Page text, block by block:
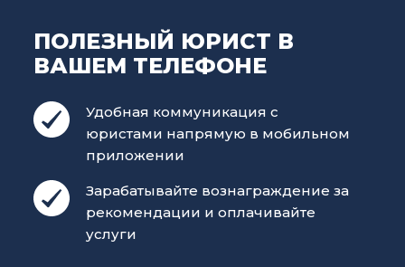
ПОЛЕЗНЫЙ ЮРИСТ В
ВАШЕМ ТЕЛЕФОНЕ
Удобная коммуникация с
юристами напрямую в мобильном
приложении
Зарабатывайте вознаграждение за
рекомендации и оплачивайте
услуги